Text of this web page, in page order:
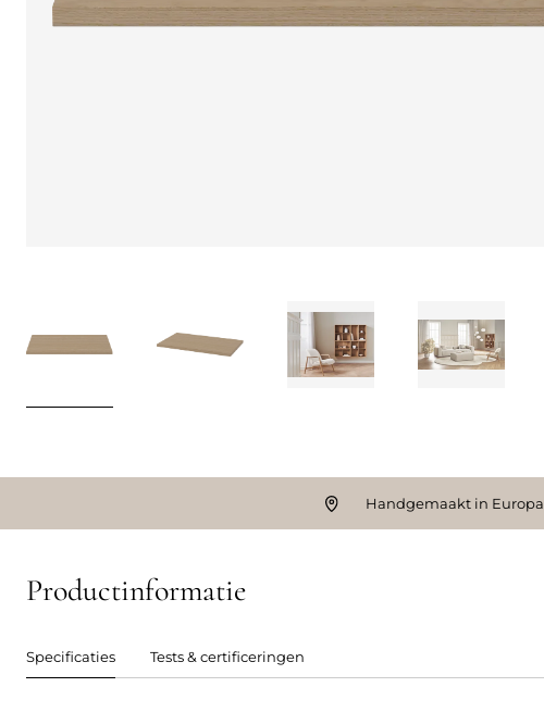
Handgemaakt in Europa
Productinformatie
Specificaties Tests & certificeringen